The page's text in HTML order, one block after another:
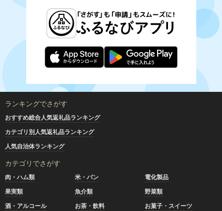
ランキングでさがす
おすすめ総合人気返礼品ランキング
カテゴリ別人気返礼品ランキング
人気自治体ランキング
カテゴリでさがす
肉・ハム類 米・パン
電化製品
果実類
魚介類
野菜類
酒・アルコール
お茶・飲料
お菓子・スイーツ